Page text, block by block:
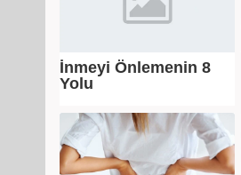
İnmeyi Önlemenin 8
Yolu